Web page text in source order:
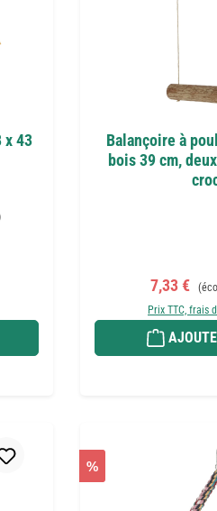
x 43
Balançoire à
bois 39 cm,
Prix de
7,33 € Prix
Prix TTC, frais
%